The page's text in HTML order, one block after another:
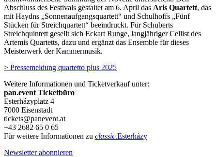
Abschluss des Festivals gestaltet am 6. April das Aris Quartett, das
mit Haydns „Sonnenaufgangsquartett“ und Schulhoffs „Fünf
Stücken für Streichquartett“ beeindruckt. Für Schuberts
Streichquintett gesellt sich Eckart Runge, langjähriger Cellist des
Artemis Quartetts, dazu und ergänzt das Ensemble für dieses
Meisterwerk der Kammermusik.
> Pressemeldung quartetto plus 2025
Weitere Informationen und Ticketverkauf unter:
pan.event Ticketbüro
Esterházyplatz 4
7000 Eisenstadt
tickets@panevent.at
+43 2682 65 0 65
Für weitere Informationen zu classic.Esterházy
Newsletter abonnieren